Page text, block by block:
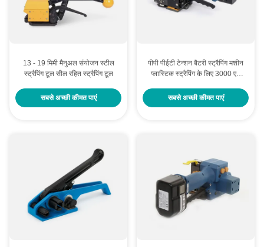
13 - 19 मिमी मैनुअल संयोजन स्टील
स्ट्रैपिंग टूल सील रहित स्ट्रैपिंग टूल
सबसे अच्छी कीमत पाएं
पीपी पीईटी टेन्शन बैटरी स्ट्रैपिंग मशीन
प्लास्टिक स्ट्रैपिंग के लिए 3000 एन
सबसे अच्छी कीमत पाएं